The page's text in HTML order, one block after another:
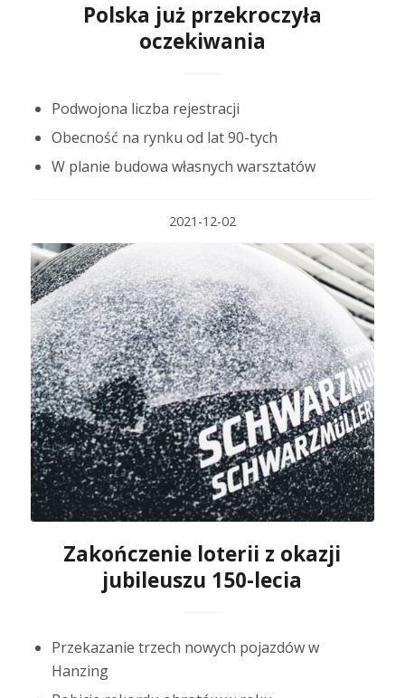
Polska już przekroczyła
oczekiwania
Podwojona liczba rejestracji
Obecność na rynku od lat 90-tych
W planie budowa własnych warsztatów
2021-12-02
Zakończenie loterii z okazji
jubileuszu 150-lecia
Przekazanie trzech nowych pojazdów w
Hanzing